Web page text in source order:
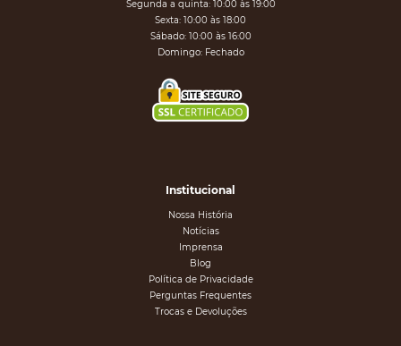
Segunda a quinta: 10:00 às 19:00
Sexta: 10:00 às 18:00
Sábado: 10:00 às 16:00
Domingo: Fechado
Institucional
Nossa História
Notícias
Imprensa
Blog
Política de Privacidade
Perguntas Frequentes
Trocas e Devoluções